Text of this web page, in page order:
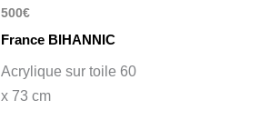
500€
France BIHANNIC
Acrylique sur toile 60
x 73 cm